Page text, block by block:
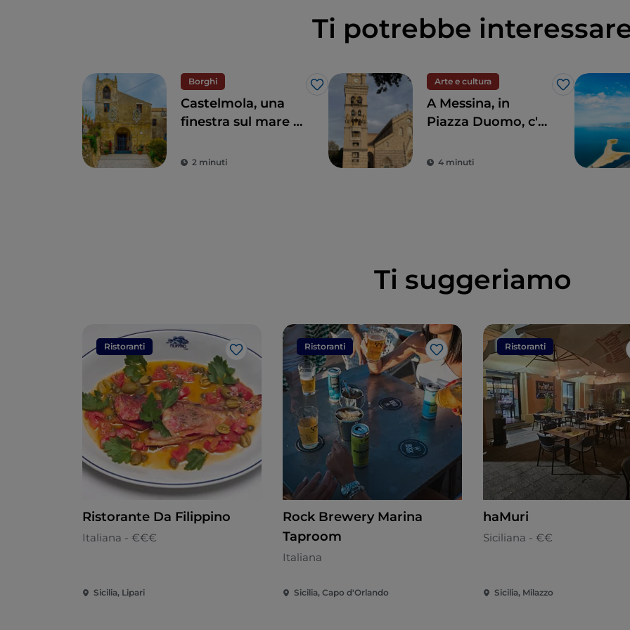
Ti potrebbe
Borghi
Like
Castelmola, una
finestra sul mare a
Taormina
2 minuti
Arte e cultura
Like
A Messina, in
Piazza Duomo, c'è
complesso
4 minuti
Ti suggeriamo
Ristoranti
Like
Ristorante Da Filippino
Italiana - €€€
Sicilia, Lipari
Ristoranti
Like
Rock Brewery Marina
Taproom
Italiana
Sicilia, Capo d'Orlando
Ristoranti
haMuri
Siciliana - €€
Sicilia, Milazzo